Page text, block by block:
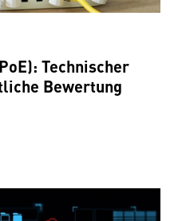
Technischer
Bewertung